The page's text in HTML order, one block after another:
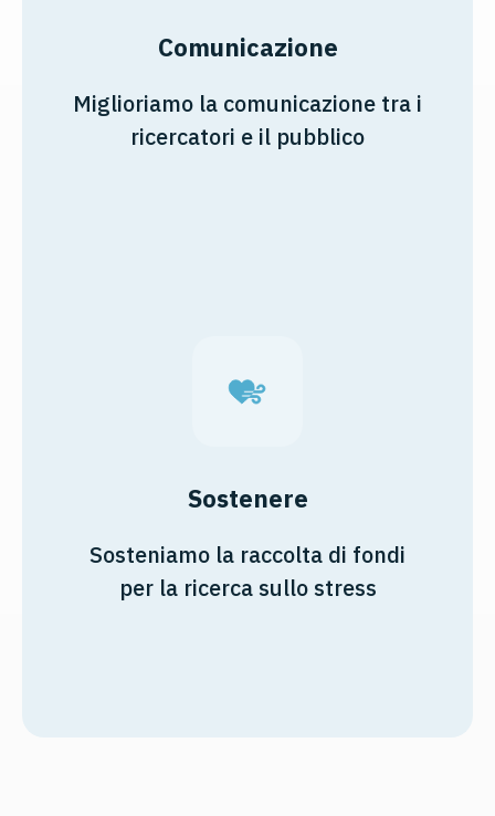
Comunicazione
Miglioriamo la comunicazione tra i
ricercatori e il pubblico
Sostenere
Sosteniamo la raccolta di fondi
per la ricerca sullo stress